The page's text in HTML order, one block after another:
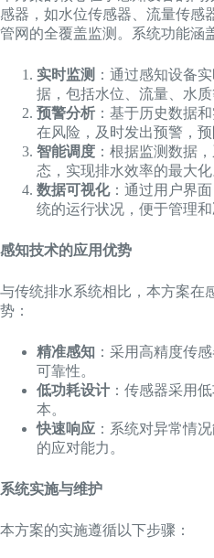
感器，如水位传感器、流量传感
管网的全覆盖监测。系统功能涵
实时监测 ：通过感知设备
据，包括水位、流量、水质
预警分析 ：基于历史数据
在风险，及时发出预警，预
智能调度 ：根据监测数据
态，实现排水效率的最大化
数据可视化：通过用户界
统的运行状况，便于管理和
感知技术的应用优势
与传统排水系统相比，本方案在
势：
精准感知 ：采用高精度传
可靠性。
低功耗设计 ：传感器采用
本。
快速响应 ：系统对异常情
的应对能力。
系统实施与维护
本方案的实施遵循以下步骤：